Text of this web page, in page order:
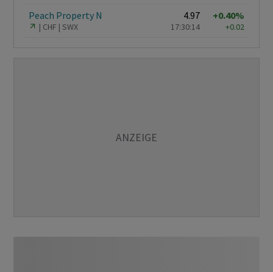
Peach Property N
CHF SWX
4.97
17:30:14
+0.40%
+0.02